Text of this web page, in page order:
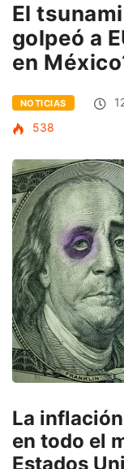
El
golpeó a
en
NOTICIAS
538
La
en todo el
Estados